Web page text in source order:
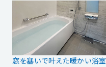
窓を塞いで叶えた暖かい浴室